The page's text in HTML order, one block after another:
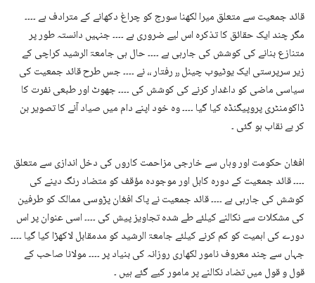
قائد جمعیت سے متعلق میرا لکھنا سورج کو چراغ دکھانے کے مترادف ہے ۔۔۔۔
مگر چند ایک حقائق کا تذکرہ اس لیے ضروری ہے ۔۔۔۔ جنہیں دانستہ طور پر
متنازع بنانے کی کوشش کی جارہی ہے ۔۔۔۔ حال ہی جامعۃ الرشید کراچی کے
زیر سرپرستی ایک یوٹیوب چینل ٫٫ رفتار ،، نے ۔۔۔۔ جس طرح قائد جمعیت کی
سیاسی ماضی کو داغدار کرنے کی کوشش کی ۔۔۔۔ جھوٹ اور طبعی نفرت کا
ڈاکومنٹری پروپیگنڈہ کیا گیا ۔۔۔۔ وہ خود اپنے دام میں صیاد آنے کا تصویر بن
کر بے نقاب ہو گئی ۔
افغان حکومت اور وہاں سے خارجی مزاحمت کاروں کی دخل اندازی سے متعلق
۔۔۔۔ قائد جمعیت کے دورہ کابل اور موجودہ مؤقف کو متضاد رنگ دینے کی
کوشش کی جارہی ہے ۔۔۔۔ قائد جمعیت نے پاک افغان پڑوسی ممالک کو طرفین
کی مشکلات سے نکالنے کیلئے طے شدہ تجاویز پیش کی ۔۔۔۔ اسی عنوان پر اس
دورے کی اہمیت کو کم کرنے کیلئے جامعۃ الرشید کو مدمقابل لاکھڑا کیا گیا ۔۔۔۔
جہاں سے چند معروف نامور لکھاری روزانہ کی بنیاد پر ۔۔۔۔ مولانا صاحب کے
قول و قول میں تضاد نکالنے پر مامور کیے گئے ہیں ۔